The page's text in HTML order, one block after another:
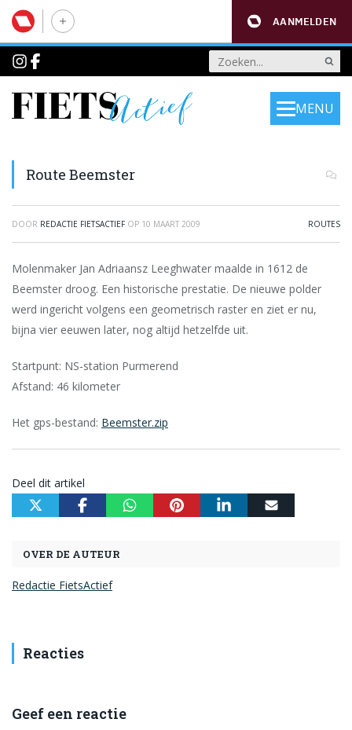
AANMELDEN
MENU
Route Beemster
DOOR REDACTIE FIETSACTIEF OP 10 MAART 2009 ROUTES
Molenmaker Jan Adriaansz Leeghwater maalde in 1612 de
Beemster droog. Een historische prestatie. De nieuwe polder
werd ingericht volgens een geometrisch raster en ziet er nu,
bijna vier eeuwen later, nog altijd hetzelfde uit.
Startpunt: NS-station Purmerend
Afstand: 46 kilometer
Het gps-bestand: Beemster.zip
Deel dit artikel
OVER DE AUTEUR
Redactie FietsActief
Reacties
Geef een reactie